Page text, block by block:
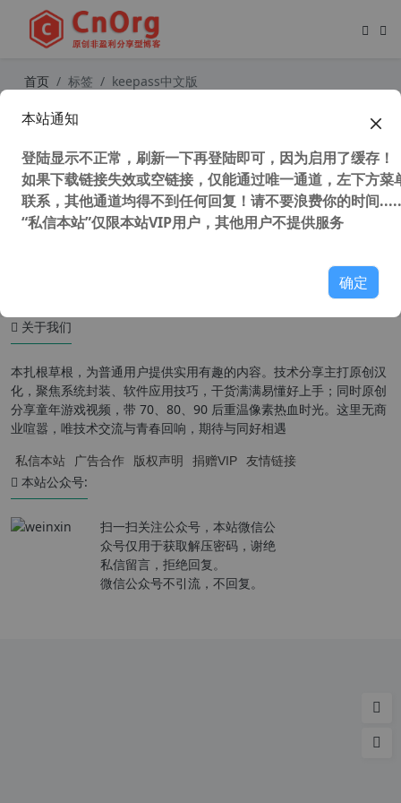
首页 标签 keepass中文版
最强最安全 KeePass Password Safe
Android 1.09a 中文版
关于我们
本扎根草根，为普通用户提供实用有趣的内容。技术分享主打原创汉
化，聚焦系统封装、软件应用技巧，干货满满易懂好上手；同时原创
分享童年游戏视频，带 70、80、90 后重温像素热血时光。这里无商
业喧嚣，唯技术交流与青春回响，期待与同好相遇
私信本站 广告合作 版权声明 捐赠VIP 友情链接
本站公众号:
扫一扫关注公众号，本站微信公
众号仅用于获取解压密码，谢绝
私信留言，拒绝回复。
微信公众号不引流，不回复。
本站通知
登陆显示不正常，刷新一下再登陆即可，因为启用了缓存！
如果下载链接失效或空链接，仅能通过唯一通道，左下方菜
联系，其他通道均得不到任何回复！请不要浪费你的时间
“私信本站”仅限本站VIP用户，其他用户不提供服务
确定